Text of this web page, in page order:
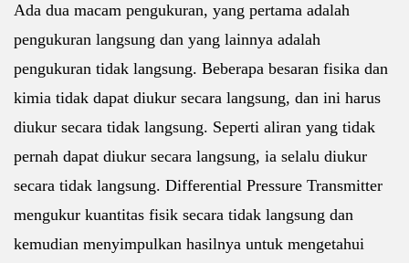
Ada dua macam pengukuran, yang pertama adalah
pengukuran langsung dan yang lainnya adalah
pengukuran tidak langsung. Beberapa besaran fisika dan
kimia tidak dapat diukur secara langsung, dan ini harus
diukur secara tidak langsung. Seperti aliran yang tidak
pernah dapat diukur secara langsung, ia selalu diukur
secara tidak langsung. Differential Pressure Transmitter
mengukur kuantitas fisik secara tidak langsung dan
kemudian menyimpulkan hasilnya untuk mengetahui